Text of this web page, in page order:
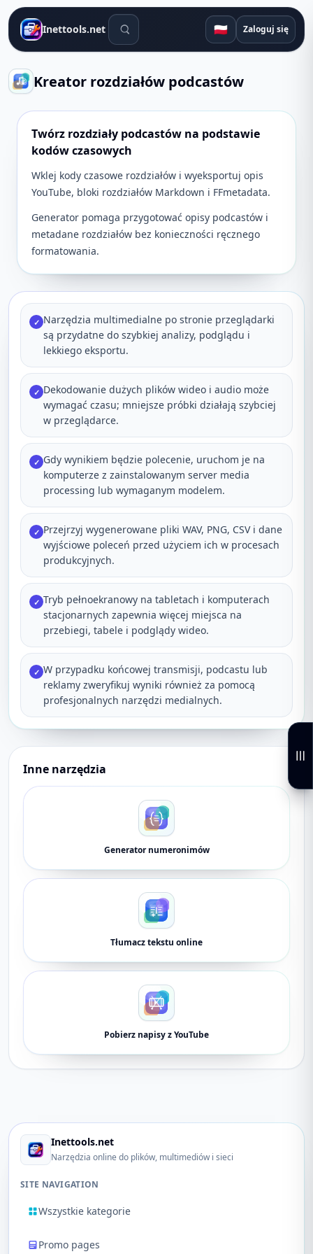
Inettools.net Narzędzia wyszukiwania
🇵🇱 Zaloguj się
Kreator rozdziałów podcastów
Twórz rozdziały podcastów na podstawie
kodów czasowych
Wklej kody czasowe rozdziałów i wyeksportuj opis
YouTube, bloki rozdziałów Markdown i FFmetadata.
Generator pomaga przygotować opisy podcastów i
metadane rozdziałów bez konieczności ręcznego
formatowania.
✓ Narzędzia multimedialne po stronie przeglądarki
są przydatne do szybkiej analizy, podglądu i
lekkiego eksportu.
✓ Dekodowanie dużych plików wideo i audio może
wymagać czasu; mniejsze próbki działają szybciej
w przeglądarce.
✓ Gdy wynikiem będzie polecenie, uruchom je na
komputerze z zainstalowanym server media
processing lub wymaganym modelem.
✓ Przejrzyj wygenerowane pliki WAV, PNG, CSV i dane
wyjściowe poleceń przed użyciem ich w procesach
produkcyjnych.
✓ Tryb pełnoekranowy na tabletach i komputerach
stacjonarnych zapewnia więcej miejsca na
przebiegi, tabele i podglądy wideo.
✓ W przypadku końcowej transmisji, podcastu lub
reklamy zweryfikuj wyniki również za pomocą
profesjonalnych narzędzi medialnych.
Inne narzędzia
Generator numeronimów
Tłumacz tekstu online
Pobierz napisy z YouTube
Inettools.net
Narzędzia online do plików, multimediów i sieci
SITE NAVIGATION
Wszystkie kategorie
Promo pages